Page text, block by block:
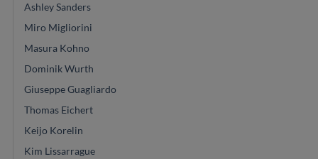
Ashley Sanders
Miro Migliorini
Masura Kohno
Dominik Wurth
Giuseppe Guagliardo
Thomas Eichert
Keijo Korelin
Kim Lissarrague